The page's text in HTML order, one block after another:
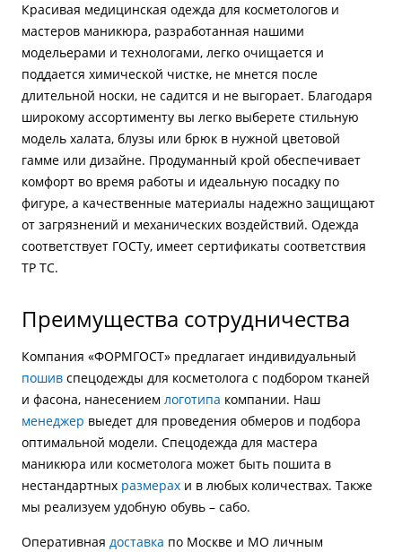
Красивая медицинская одежда для косметологов и
мастеров маникюра, разработанная нашими
модельерами и технологами, легко очищается и
поддается химической чистке, не мнется после
длительной носки, не садится и не выгорает. Благодаря
широкому ассортименту вы легко выберете стильную
модель халата, блузы или брюк в нужной цветовой
гамме или дизайне. Продуманный крой обеспечивает
комфорт во время работы и идеальную посадку по
фигуре, а качественные материалы надежно защищают
от загрязнений и механических воздействий. Одежда
соответствует ГОСТу, имеет сертификаты соответствия
ТР ТС.
Преимущества сотрудничества
Компания «ФОРМГОСТ» предлагает индивидуальный
пошив спецодежды для косметолога с подбором тканей
и фасона, нанесением логотипа компании. Наш
менеджер выедет для проведения обмеров и подбора
оптимальной модели. Спецодежда для мастера
маникюра или косметолога может быть пошита в
нестандартных размерах и в любых количествах. Также
мы реализуем удобную обувь – сабо.
Оперативная доставка по Москве и МО личным